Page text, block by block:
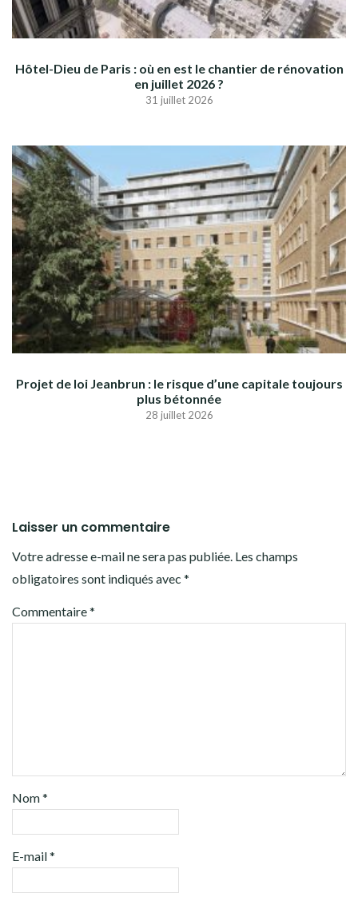
Hôtel-Dieu de Paris : où en est le chantier de rénovation
en juillet 2026 ?
31 juillet 2026
Projet de loi Jeanbrun : le risque d’une capitale toujours
plus bétonnée
28 juillet 2026
Laisser un commentaire
Votre adresse e-mail ne sera pas publiée. Les champs
obligatoires sont indiqués avec *
Commentaire*
Nom*
E-mail*